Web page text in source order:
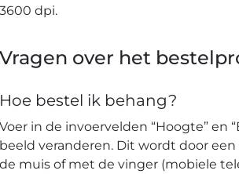
3600 dpi.
Vragen over het
Hoe bestel ik behang?
Voer in de invoervelden “Hoogte” en
beeld veranderen. Dit wordt door
de muis of met de vinger (mobiele